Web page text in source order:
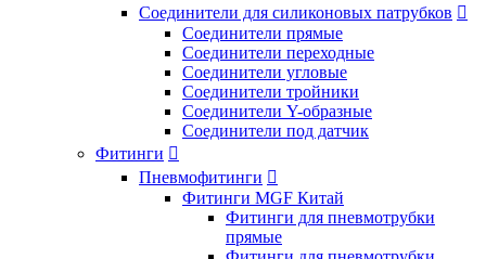
Соединители для силиконовых патрубков 
Соединители прямые
Соединители переходные
Соединители угловые
Соединители тройники
Соединители Y-образные
Соединители под датчик
Фитинги 
Пневмофитинги 
Фитинги MGF Китай
Фитинги для пневмотрубки
прямые